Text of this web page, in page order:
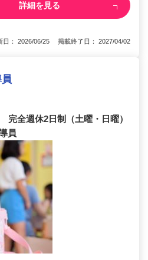
詳細を見る
日： 2026/06/25 掲載終了日： 2027/04/02
全週休2日制（土曜・日曜）
員